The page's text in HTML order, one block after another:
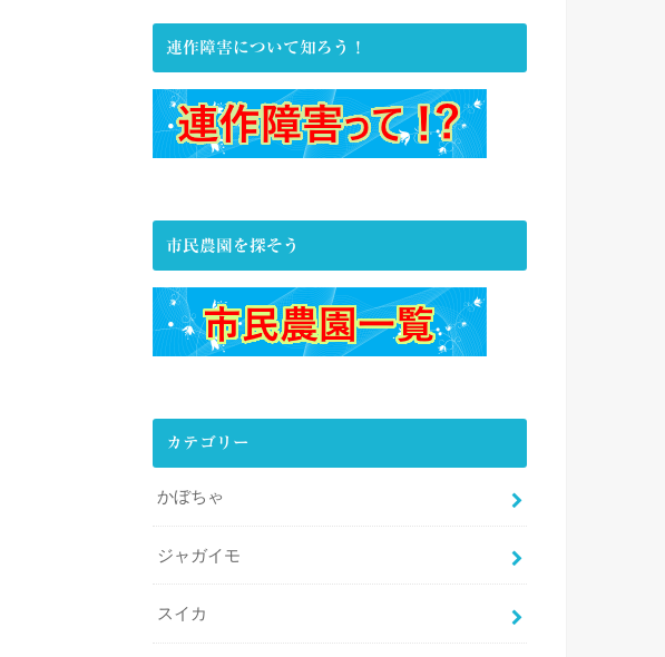
連作障害について知ろう！
市民農園を探そう
カテゴリー
かぼちゃ
ジャガイモ
スイカ